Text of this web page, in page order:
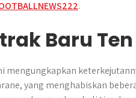
.
Baru
mengungkapkan
yang menghabiskan